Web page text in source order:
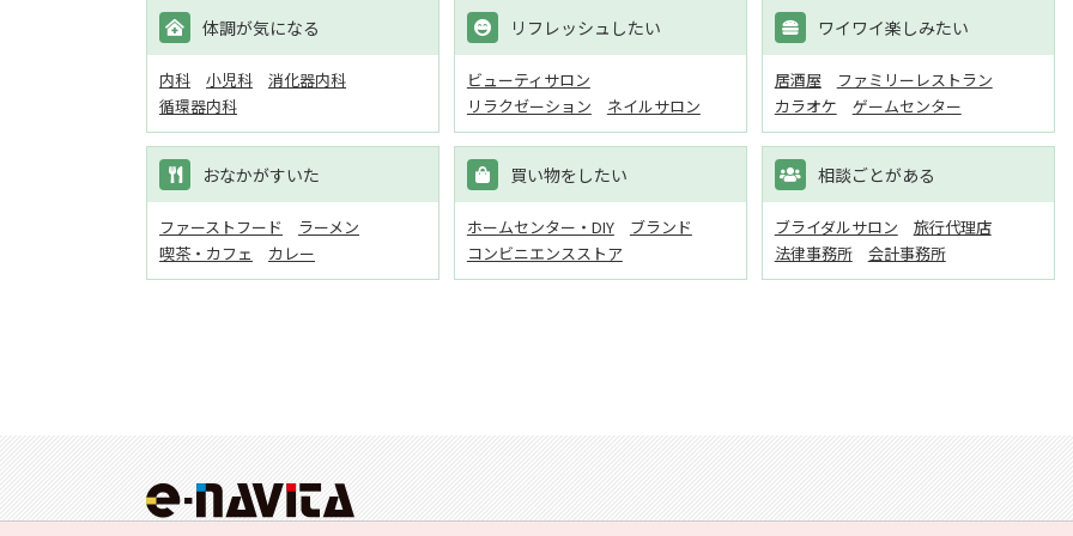
体調が気になる
内科 小児科
消化器内科
循環器内科
リフレッシュしたい
ビューティサロン
リラクゼーション
ネイルサロン
ワイワイ楽しみたい
居酒屋
ファミリーレストラン
カラオケ
ゲームセンター
おなかがすいた
ファーストフード
ラーメン
喫茶・カフェ
カレー
買い物をしたい
ホームセンター・DIY
ブランド
コンビニエンスストア
相談ごとがある
ブライダルサロン
旅行代理店
法律事務所
会計事務所